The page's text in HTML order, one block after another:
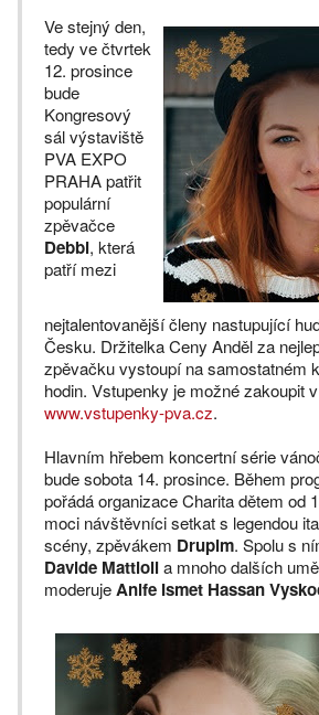
Ve stejný den,
tedy ve čtvrtek
12. prosince
bude
Kongresový
sál výstaviště
PVA EXPO
PRAHA patřit
populární
zpěvačce
Debbi, která
patří mezi
nejtalentovanější členy nastupující
Česku. Držitelka Ceny Anděl za
zpěvačku vystoupí na samostatném
hodin. Vstupenky je možné zakoupit
www.vstupenky-pva.cz.
Hlavním hřebem koncertní série
bude sobota 14. prosince. Během
pořádá organizace Charita dětem od
moci návštěvníci setkat s legendou
scény, zpěvákem Drupim. Spolu s
Davide Mattiolia mnoho dalších
moderujeAnife Ismet Hassan